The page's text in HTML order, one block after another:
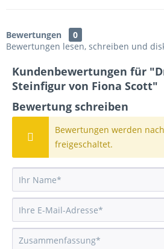
Bewertungen
0
Bewertungen lesen, schreiben und
Kundenbewertungen für
Steinfigur von Fiona Scott"
Bewertung schreiben
Bewertungen werden
freigeschaltet.